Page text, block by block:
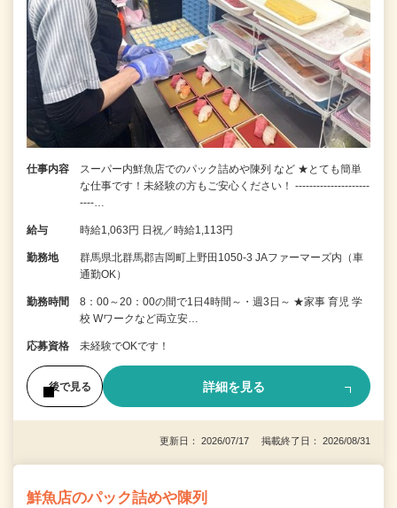
仕事内容
スーパー内鮮魚店でのパック詰めや陳列 など ★とても簡単
な仕事です！未経験の方もご安心ください！ ---------------------
----…
給与 時給1,063円 日祝／時給1,113円
勤務地
群馬県北群馬郡吉岡町上野田1050-3 JAファーマーズ内（車
通勤OK）
勤務時間
8：00～20：00の間で1日4時間～・週3日～ ★家事 育児 学
校 Wワークなど両立安…
応募資格 未経験でOKです！
後で見る 詳細を見る
更新日： 2026/07/17 掲載終了日： 2026/08/31
鮮魚店のパック詰めや陳列